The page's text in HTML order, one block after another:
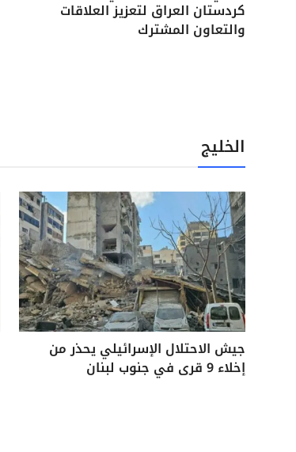
كردستان العراق لتعزيز العلاقات
والتعاون المشترك
الخليج
جيش الاحتلال الإسرائيلي يحذر من
إخلاء 9 قرى في جنوب لبنان